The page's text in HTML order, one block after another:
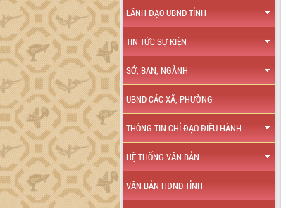
LÃNH ĐẠO UBND TỈNH
TIN TỨC SỰ KIỆN
SỞ, BAN, NGÀNH
UBND CÁC XÃ, PHƯỜNG
THÔNG TIN CHỈ ĐẠO ĐIỀU HÀNH
HỆ THỐNG VĂN BẢN
VĂN BẢN HĐND TỈNH